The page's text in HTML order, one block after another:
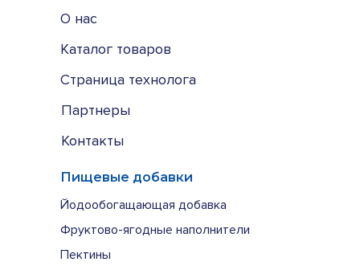
Йодообогащающая добавка
Фруктово-ягодные наполнители
Пектины
О нас
Каталог товаров
Страница технолога
Партнеры
Контакты
Пищевые добавки